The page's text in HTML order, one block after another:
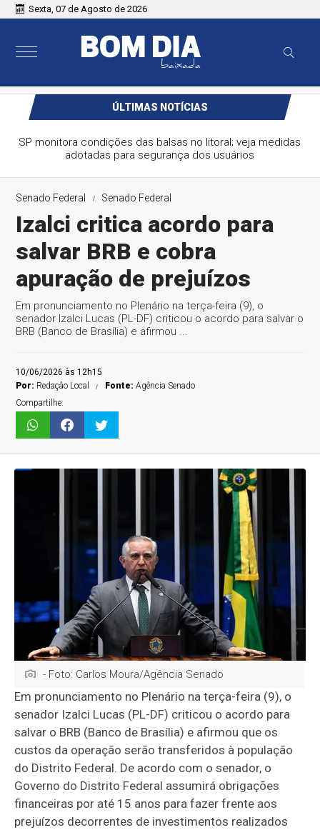
Sexta, 07 de Agosto de 2026
ÚLTIMAS NOTÍCIAS
SP monitora condições das balsas no litoral; veja medidas
adotadas para segurança dos usuários
Senado Federal Senado Federal
Izalci critica acordo para
salvar BRB e cobra
apuração de prejuízos
Em pronunciamento no Plenário na terça-feira (9), o
senador Izalci Lucas (PL-DF) criticou o acordo para salvar o
BRB (Banco de Brasília) e afirmou ...
10/06/2026 às 12h15
Por: Redaçâo Local Fonte:Agência Senado
Compartilhe:
- Foto: Carlos Moura/Agência Senado
Em pronunciamento no Plenário na terça-feira (9), o
senador Izalci Lucas (PL-DF) criticou o acordo para
salvar o BRB (Banco de Brasília) e afirmou que os
custos da operação serão transferidos à população
do Distrito Federal. De acordo com o senador, o
Governo do Distrito Federal assumirá obrigações
financeiras por até 15 anos para fazer frente aos
prejuízos decorrentes de investimentos realizados